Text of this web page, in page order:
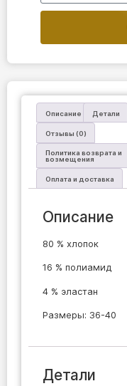
Описание Детали
Отзывы (0)
Политика возврата и
возмещения
Оплата и доставка
Описание
80 % хлопок
16 % полиамид
4 % эластан
Размеры: 36-40
Детали